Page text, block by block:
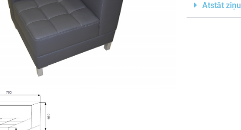
Atstāt ziņu